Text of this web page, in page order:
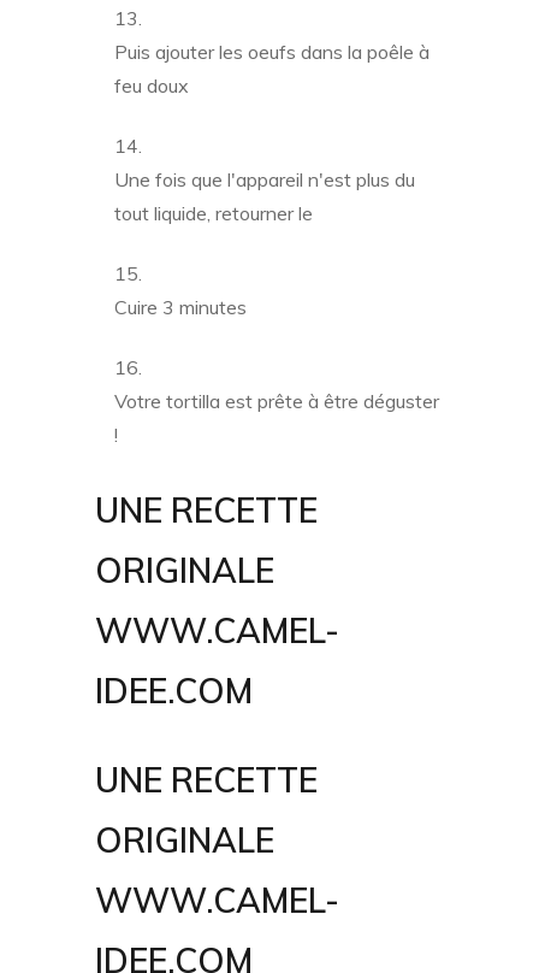
Puis ajouter les oeufs dans la poêle à
feu doux
Une fois que l'appareil n'est plus du
tout liquide, retourner le
Cuire 3 minutes
Votre tortilla est prête à être déguster
!
UNE RECETTE
ORIGINALE
WWW.CAMEL-
IDEE.COM
UNE RECETTE
ORIGINALE
WWW.CAMEL-
IDEE.COM